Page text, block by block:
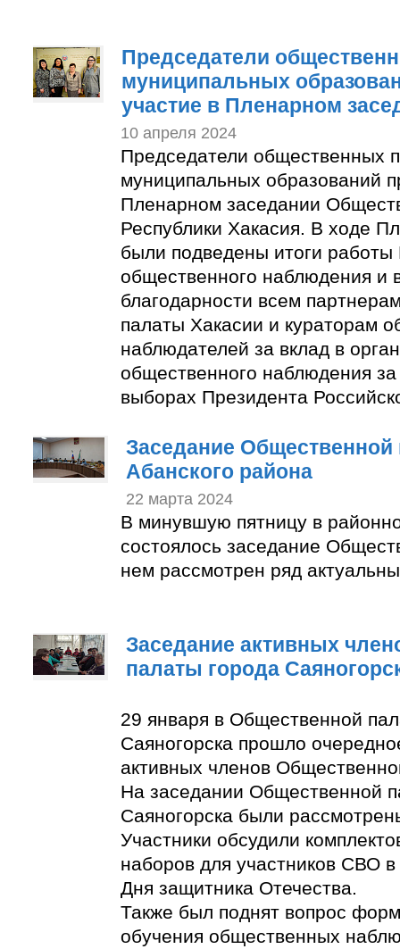
Председатели
муниципальных
участие в Пленарном
10 апреля 2024
Председатели общественных
муниципальных образований
Пленарном заседании
Республики Хакасия. В ходе
были подведены итоги работы
общественного наблюдения и
благодарности всем
палаты Хакасии и кураторам
наблюдателей за вклад в
общественного наблюдения
выборах Президента
Заседание Общественной
Абанского района
22 марта 2024
В минувшую пятницу в
состоялось заседание
нем рассмотрен ряд
Заседание активных
палаты города
29 января в Общественной
Саяногорска прошло
активных членов
На заседании Общественной
Саяногорска были
Участники обсудили
наборов для участников СВО в
Дня защитника Отечества.
Также был поднят вопрос
обучения общественных